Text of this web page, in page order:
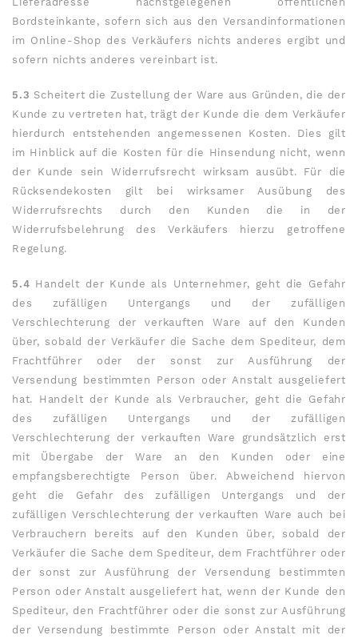
Bordsteinkante, sofern sich aus den Versandinformationen
im Online-Shop des Verkäufers nichts anderes ergibt und
sofern nichts anderes vereinbart ist.
5.3 Scheitert die Zustellung der Ware aus Gründen, die der
Kunde zu vertreten hat, trägt der Kunde die dem Verkäufer
hierdurch entstehenden angemessenen Kosten. Dies gilt
im Hinblick auf die Kosten für die Hinsendung nicht, wenn
der Kunde sein Widerrufsrecht wirksam ausübt. Für die
Rücksendekosten gilt bei wirksamer Ausübung des
Widerrufsrechts durch den Kunden die in der
Widerrufsbelehrung des Verkäufers hierzu getroffene
Regelung.
5.4 Handelt der Kunde als Unternehmer, geht die Gefahr
des zufälligen Untergangs und der zufälligen
Verschlechterung der verkauften Ware auf den Kunden
über, sobald der Verkäufer die Sache dem Spediteur, dem
Frachtführer oder der sonst zur Ausführung der
Versendung bestimmten Person oder Anstalt ausgeliefert
hat. Handelt der Kunde als Verbraucher, geht die Gefahr
des zufälligen Untergangs und der zufälligen
Verschlechterung der verkauften Ware grundsätzlich erst
mit Übergabe der Ware an den Kunden oder eine
empfangsberechtigte Person über. Abweichend hiervon
geht die Gefahr des zufälligen Untergangs und der
zufälligen Verschlechterung der verkauften Ware auch bei
Verbrauchern bereits auf den Kunden über, sobald der
Verkäufer die Sache dem Spediteur, dem Frachtführer oder
der sonst zur Ausführung der Versendung bestimmten
Person oder Anstalt ausgeliefert hat, wenn der Kunde den
Spediteur, den Frachtführer oder die sonst zur Ausführung
der Versendung bestimmte Person oder Anstalt mit der